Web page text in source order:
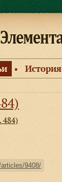
● История
484)
9408/